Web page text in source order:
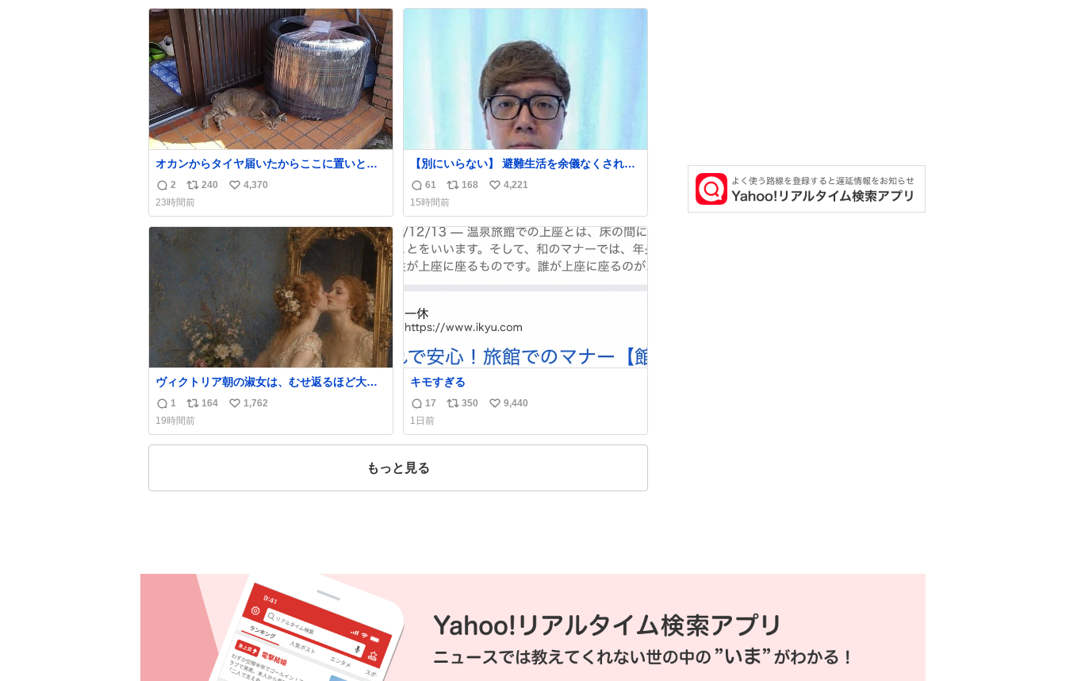
数
ス
ト
数
ね
数
数
ス
ね
オカンからタイヤ届いたからここに置いとい
たって写真送られてきたけど明らかに猫が邪
魔くさそうな顔してて草
返
信
数
2
リ
ポ
ス
ト
240
い
ね
4,370
23時間前
【別にいらない】 避難生活を余儀なくされて
いる子どもたちのためにヒカキンボックス
1000個を寄付させていただきました
返
信
数
61
リ
ポ
ス
ト
数
168
い
ね
数
4,221
15時間前
ヴィクトリア朝の淑女は、むせ返るほど大量
の香水を身につけるものではないとされてい
た。それでも香水は、髪や肌の手入れと同じ
くらい、ヴィクトリア朝の女性達の美容習慣
に欠かせないものだった。 当時の香水は、現
返
信
数
1
リ
ポ
ス
164
い
ね
1,762
19時間前
キモすぎる
返
信
数
17
リ
ス
350
い
ね
9,440
1日前
もっと見る